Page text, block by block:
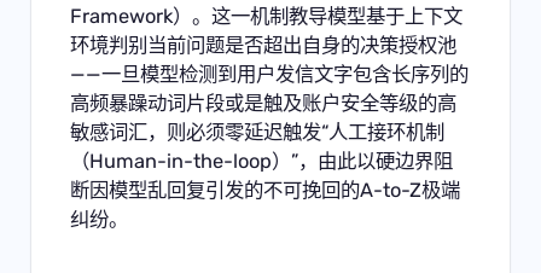
Framework）。这一机制教导模型基于上下文
环境判别当前问题是否超出自身的决策授权池
——一旦模型检测到用户发信文字包含长序列的
高频暴躁动词片段或是触及账户安全等级的高
敏感词汇，则必须零延迟触发“人工接环机制
（Human-in-the-loop）”，由此以硬边界阻
断因模型乱回复引发的不可挽回的A-to-Z极端
纠纷。